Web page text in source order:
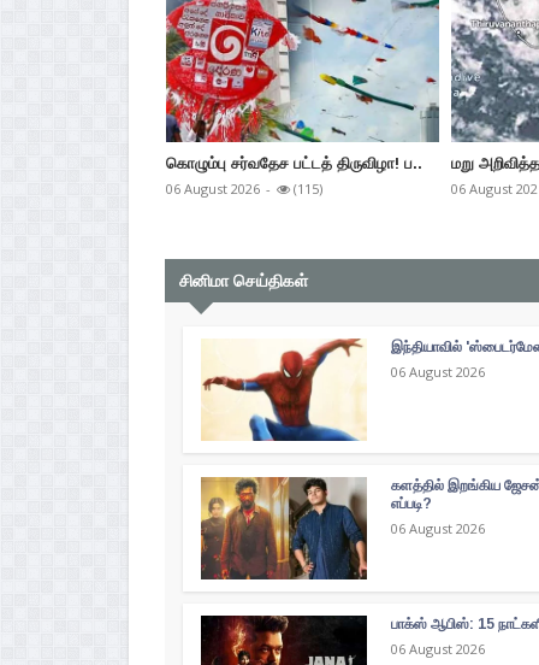
கொழும்பு சர்வதேச பட்டத் திருவிழா! ப..
06 August 2026 - (115)
மறு
06 August
சினிமா செய்திகள்
இந்தியாவில்
06 August 2026
களத்தில் இறங்கிய
எப்படி?
06 August 2026
பாக்ஸ் ஆபிஸ்: 15
06 August 2026